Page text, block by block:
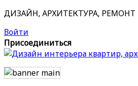
ДИЗАЙН, АРХИТЕКТУРА, РЕМОНТ
Войти
Присоединиться